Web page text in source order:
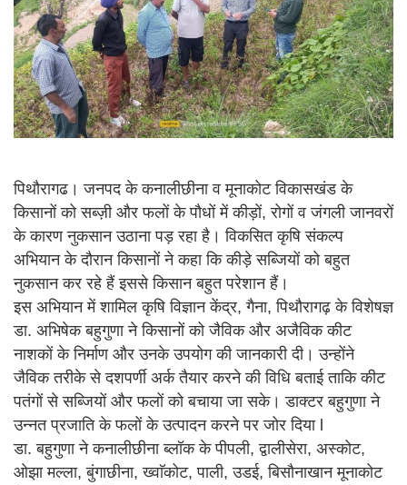
पिथौरागढ। जनपद के कनालीछीना व मूनाकोट विकासखंड के
किसानों को सब्ज़ी और फलों के पौधों में कीड़ों, रोगों व जंगली जानवरों
के कारण नुकसान उठाना पड़ रहा है। विकसित कृषि संकल्प
अभियान के दौरान किसानों ने कहा कि कीड़े सब्जियों को बहुत
नुकसान कर रहे हैं इससे किसान बहुत परेशान हैं।
इस अभियान में शामिल कृषि विज्ञान केंद्र, गैना, पिथौरागढ़ के विशेषज्ञ
डा. अभिषेक बहुगुणा ने किसानों को जैविक और अजैविक कीट
नाशकों के निर्माण और उनके उपयोग की जानकारी दी। उन्होंने
जैविक तरीके से दशपर्णी अर्क तैयार करने की विधि बताई ताकि कीट
पतंगों से सब्जियों और फलों को बचाया जा सके। डाक्टर बहुगुणा ने
उन्नत प्रजाति के फलों के उत्पादन करने पर जोर दिया l
डा. बहुगुणा ने कनालीछीना ब्लॉक के पीपली, द्वालीसेरा, अस्कोट,
ओझा मल्ला, बुंगाछीना, ख्वाॅकोट, पाली, उडई, बिसौनाखान मूनाकोट